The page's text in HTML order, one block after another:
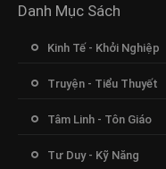
Danh Mục Sách
Kinh Tế - Khởi Nghiệp
Truyện - Tiểu Thuyết
Tâm Linh - Tôn Giáo
Tư Duy - Kỹ Năng